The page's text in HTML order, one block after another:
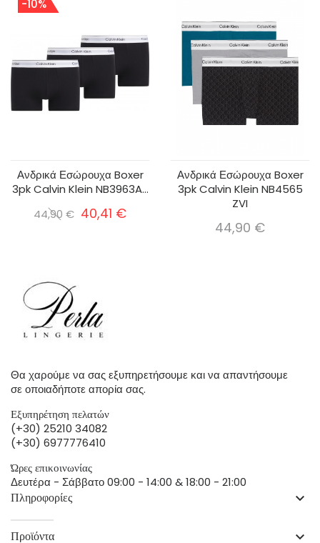
-10%
Ανδρικά Εσώρουχα Boxer
3pk Calvin Klein NB3963A...
44,90 € 40,41 €
Ανδρικά Εσώρουχα Boxer
3pk Calvin Klein NB4565
ZVI
44,90 €
Θα χαρούμε να σας εξυπηρετήσουμε και να απαντήσουμε
σε οποιαδήποτε απορία σας.
Εξυπηρέτηση πελατών
(+30) 25210 34082
(+30) 6977776410
Ώρες επικοινωνίας
Δευτέρα - Σάββατο 09:00 - 14:00 & 18:00 - 21:00
Πληροφορίες keyboard_arrow_down
Προϊόντα keyboard_arrow_down